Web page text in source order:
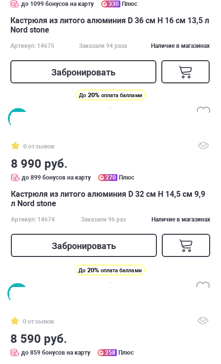
до 1099 бонусов на карту 330 Плюс
Кастрюля из литого алюминия D 36 см H 16 см 13,5 л
Nord stone
Артикул: 14675 Заказали 94 раза Наличие в магазинах
Забронировать
До 20% оплата баллами
0 отзывов
8 990 руб.
до 899 бонусов на карту 270 Плюс
Кастрюля из литого алюминия D 32 см H 14,5 см 9,9
л Nord stone
Артикул: 14674 Заказали 96 раз Наличие в магазинах
Забронировать
До 20% оплата баллами
0 отзывов
8 590 руб.
до 859 бонусов на карту 258 Плюс